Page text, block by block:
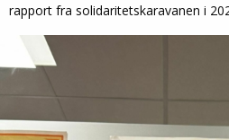
rapport fra solidaritetskaravanen i